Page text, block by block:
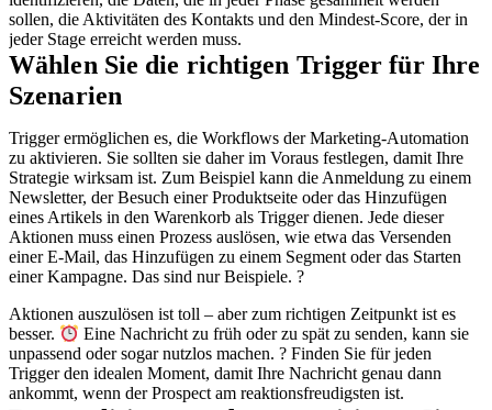
sollen, die Aktivitäten des Kontakts und den Mindest-Score, der in
jeder Stage erreicht werden muss.
Wählen Sie die richtigen Trigger für Ihre
Szenarien
Trigger ermöglichen es, die Workflows der Marketing-Automation
zu aktivieren. Sie sollten sie daher im Voraus festlegen, damit Ihre
Strategie wirksam ist. Zum Beispiel kann die Anmeldung zu einem
Newsletter, der Besuch einer Produktseite oder das Hinzufügen
eines Artikels in den Warenkorb als Trigger dienen. Jede dieser
Aktionen muss einen Prozess auslösen, wie etwa das Versenden
einer E-Mail, das Hinzufügen zu einem Segment oder das Starten
einer Kampagne. Das sind nur Beispiele. ?
Aktionen auszulösen ist toll – aber zum richtigen Zeitpunkt ist es
besser.
Eine Nachricht zu früh oder zu spät zu senden, kann sie
unpassend oder sogar nutzlos machen. ? Finden Sie für jeden
Trigger den idealen Moment, damit Ihre Nachricht genau dann
ankommt, wenn der Prospect am reaktionsfreudigsten ist.